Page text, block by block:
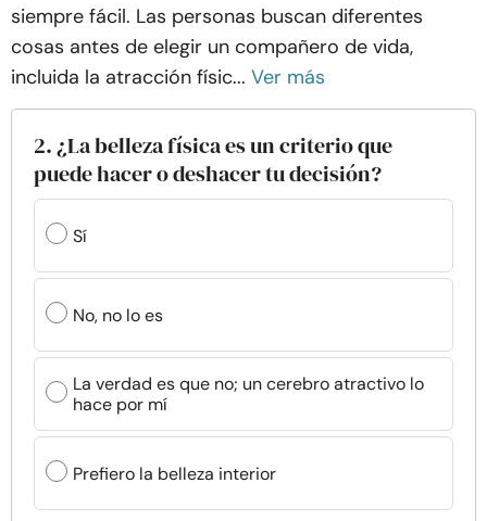
siempre fácil. Las personas buscan diferentes
cosas antes de elegir un compañero de vida,
incluida la atracción físic... Ver más
2. ¿La belleza física es un criterio que
puede hacer o deshacer tu decisión?
Sí
No, no lo es
La verdad es que no; un cerebro atractivo lo
hace por mí
Prefiero la belleza interior